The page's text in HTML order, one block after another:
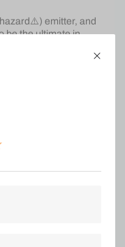
emitter, and
be the ultimate in
while looking and
delivers, though of
run at max.
Feels great
I also got a rgb switch